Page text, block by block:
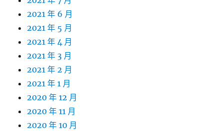
2021 年 6 月
2021 年 5 月
2021 年 4 月
2021 年 3 月
2021 年 2 月
2021 年 1 月
2020 年 12 月
2020 年 11 月
2020 年 10 月